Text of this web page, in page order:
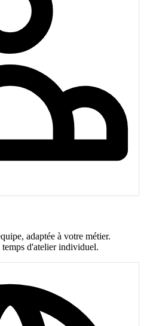
adaptée à votre métier.
d'atelier individuel.